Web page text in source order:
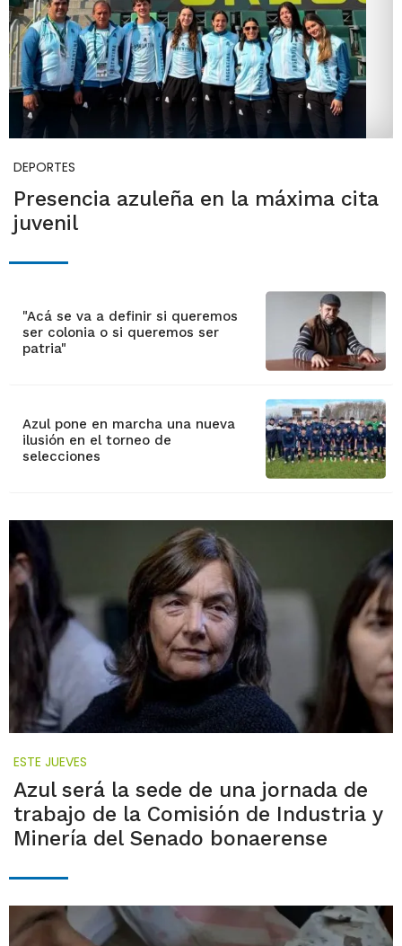
DEPORTES
Presencia azuleña en la máxima cita
juvenil
"Acá se va a definir si queremos
ser colonia o si queremos ser
patria"
Azul pone en marcha una nueva
ilusión en el torneo de
selecciones
ESTE JUEVES
Azul será la sede de una jornada de
trabajo de la Comisión de Industria y
Minería del Senado bonaerense